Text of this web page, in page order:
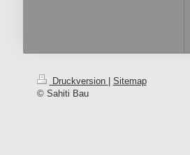
Druckversion
Sitemap
© Sahiti Bau